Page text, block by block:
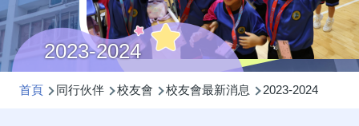
2023-2024
導
首頁 同行伙伴 校友會 校友會最新消息 2023-2024